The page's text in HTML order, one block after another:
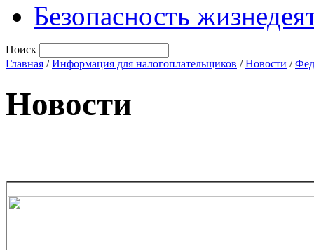
Безопасность
Поиск
Главная /Информация для налогоплательщиков /Новости /
Новости